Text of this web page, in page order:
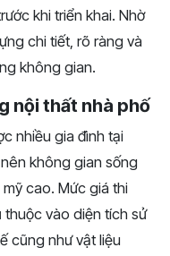
khi triển khai. Nhờ
chi tiết, rõ ràng và
không gian.
nội thất nhà phố
nhiều gia đình tại
không gian sống
cao. Mức giá thi
vào diện tích sử
cũng như vật liệu